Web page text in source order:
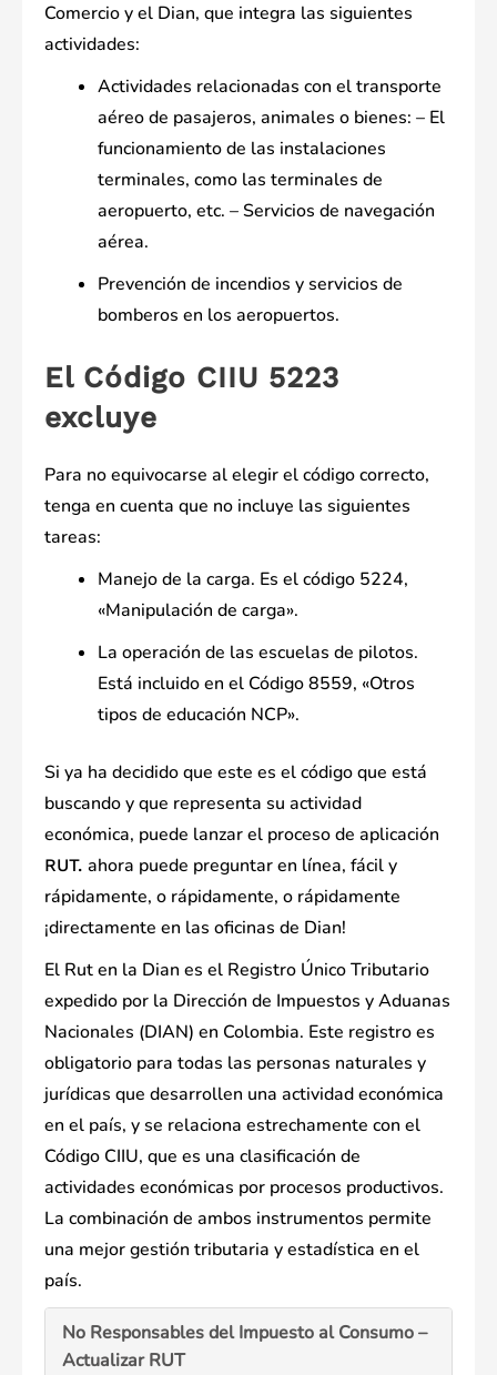
Comercio y el Dian, que integra las siguientes
actividades:
Actividades relacionadas con el transporte
aéreo de pasajeros, animales o bienes: – El
funcionamiento de las instalaciones
terminales, como las terminales de
aeropuerto, etc. – Servicios de navegación
aérea.
Prevención de incendios y servicios de
bomberos en los aeropuertos.
El Código CIIU 5223
excluye
Para no equivocarse al elegir el código correcto,
tenga en cuenta que no incluye las siguientes
tareas:
Manejo de la carga. Es el código 5224,
«Manipulación de carga».
La operación de las escuelas de pilotos.
Está incluido en el Código 8559, «Otros
tipos de educación NCP».
Si ya ha decidido que este es el código que está
buscando y que representa su actividad
económica, puede lanzar el proceso de aplicación
RUT. ahora puede preguntar en línea, fácil y
rápidamente, o rápidamente, o rápidamente
¡directamente en las oficinas de Dian!
El Rut en la Dian es el Registro Único Tributario
expedido por la Dirección de Impuestos y Aduanas
Nacionales (DIAN) en Colombia. Este registro es
obligatorio para todas las personas naturales y
jurídicas que desarrollen una actividad económica
en el país, y se relaciona estrechamente con el
Código CIIU, que es una clasificación de
actividades económicas por procesos productivos.
La combinación de ambos instrumentos permite
una mejor gestión tributaria y estadística en el
país.
No Responsables del Impuesto al Consumo –
Actualizar RUT